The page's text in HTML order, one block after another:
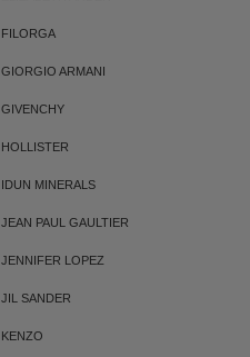
FILORGA
GIORGIO ARMANI
GIVENCHY
HOLLISTER
IDUN MINERALS
JEAN PAUL GAULTIER
JENNIFER LOPEZ
JIL SANDER
KENZO